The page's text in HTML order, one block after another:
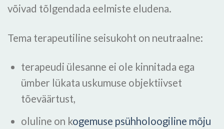
võivad tõlgendada eelmiste eludena.
Tema terapeutiline seisukoht on neutraalne:
terapeudi ülesanne ei ole kinnitada ega
ümber lükata uskumuse objektiivset
tõeväärtust,
oluline on kogemuse psühholoogiline mõju